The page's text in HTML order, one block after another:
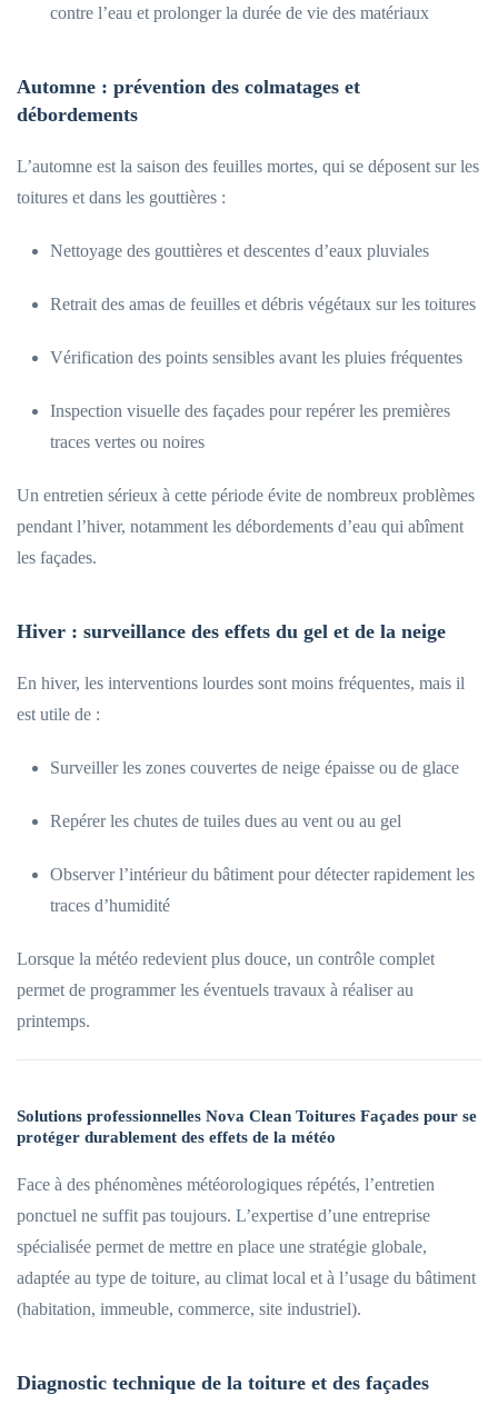
contre l’eau et prolonger la durée de vie des matériaux
Automne : prévention des colmatages et
débordements
L’automne est la saison des feuilles mortes, qui se déposent sur les
toitures et dans les gouttières :
Nettoyage des gouttières et descentes d’eaux pluviales
Retrait des amas de feuilles et débris végétaux sur les toitures
Vérification des points sensibles avant les pluies fréquentes
Inspection visuelle des façades pour repérer les premières
traces vertes ou noires
Un entretien sérieux à cette période évite de nombreux problèmes
pendant l’hiver, notamment les débordements d’eau qui abîment
les façades.
Hiver : surveillance des effets du gel et de la neige
En hiver, les interventions lourdes sont moins fréquentes, mais il
est utile de :
Surveiller les zones couvertes de neige épaisse ou de glace
Repérer les chutes de tuiles dues au vent ou au gel
Observer l’intérieur du bâtiment pour détecter rapidement les
traces d’humidité
Lorsque la météo redevient plus douce, un contrôle complet
permet de programmer les éventuels travaux à réaliser au
printemps.
Solutions professionnelles Nova Clean Toitures Façades pour se
protéger durablement des effets de la météo
Face à des phénomènes météorologiques répétés, l’entretien
ponctuel ne suffit pas toujours. L’expertise d’une entreprise
spécialisée permet de mettre en place une stratégie globale,
adaptée au type de toiture, au climat local et à l’usage du bâtiment
(habitation, immeuble, commerce, site industriel).
Diagnostic technique de la toiture et des façades